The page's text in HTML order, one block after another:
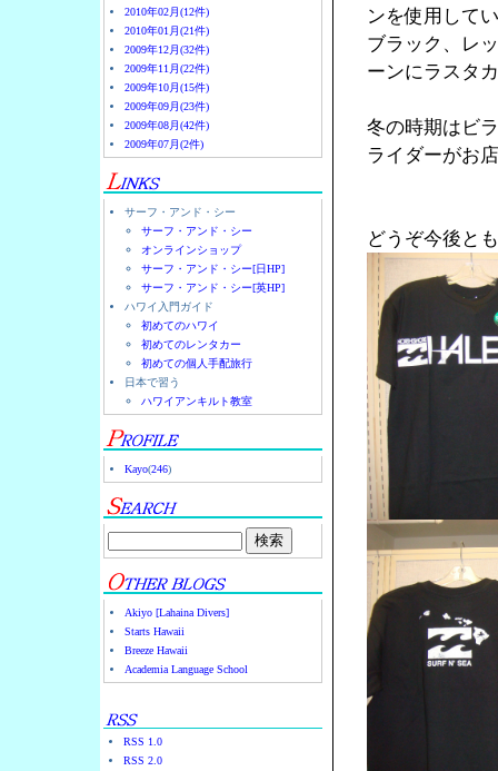
2010年02月(12件)
2010年01月(21件)
2009年12月(32件)
2009年11月(22件)
2009年10月(15件)
2009年09月(23件)
2009年08月(42件)
2009年07月(2件)
サーフ・アンド・シー
サーフ・アンド・シー
オンラインショップ
サーフ・アンド・シー[日HP]
サーフ・アンド・シー[英HP]
ハワイ入門ガイド
初めてのハワイ
初めてのレンタカー
初めての個人手配旅行
日本で習う
ハワイアンキルト教室
Kayo(246)
Akiyo [Lahaina Divers]
Starts Hawaii
Breeze Hawaii
Academia Language School
RSS 1.0
RSS 2.0
ンを使用して
ブラック、レ
ーンにラスタ
冬の時期はビ
ライダーがお
どうぞ今後と